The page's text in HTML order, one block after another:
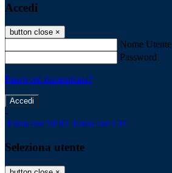
Accedi
button close ×
Nome Utente
Password
Password dimenticata?
-
Entra con SPID Entra con CIE
Seleziona utente